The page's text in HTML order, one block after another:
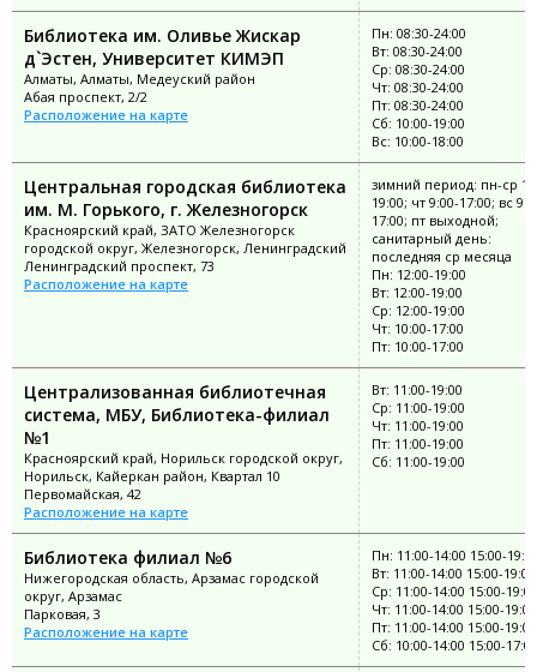
Библиотека им. Оливье Жискар
д`Эстен, Университет КИМЭП
Алматы, Алматы, Медеуский район
Абая проспект, 2/2
Расположение на карте
Пн: 08:30-24:00
Вт: 08:30-24:00
Ср: 08:30-24:00
Чт: 08:30-24:00
Пт: 08:30-24:00
Сб: 10:00-19:00
Вс: 10:00-18:00
Центральная городская библиотека
им. М. Горького, г. Железногорск
Красноярский край, ЗАТО Железногорск
городской округ, Железногорск, Ленинградский
Ленинградский проспект, 73
Расположение на карте
зимний период: пн-ср
19:00; чт 9:00-17:00; вс
17:00; пт выходной;
санитарный день:
последняя ср месяца
Пн: 12:00-19:00
Вт: 12:00-19:00
Ср: 12:00-19:00
Чт: 10:00-17:00
Пт: 10:00-17:00
Централизованная библиотечная
система, МБУ, Библиотека-филиал
№1
Красноярский край, Норильск городской округ,
Норильск, Кайеркан район, Квартал 10
Первомайская, 42
Расположение на карте
Вт: 11:00-19:00
Ср: 11:00-19:00
Чт: 11:00-19:00
Пт: 11:00-19:00
Сб: 11:00-19:00
Библиотека филиал №6
Нижегородская область, Арзамас городской
округ, Арзамас
Парковая, 3
Расположение на карте
Пн: 11:00-14:00 15:00-
Вт: 11:00-14:00 15:00-19:00
Ср: 11:00-14:00 15:00-19:00
Чт: 11:00-14:00 15:00-19:00
Пт: 11:00-14:00 15:00-19:00
Сб: 10:00-14:00 15:00-17:00